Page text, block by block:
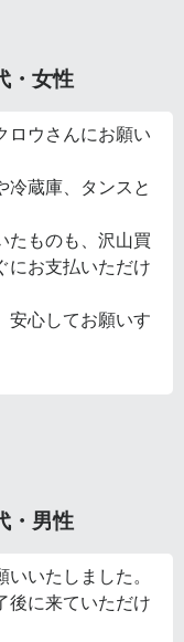
・女性
ロウさんにお願い
冷蔵庫、タンスと
たものも、沢山買
にお支払いただけ
安心してお願いす
・男性
いたしました。
後に来ていただけ